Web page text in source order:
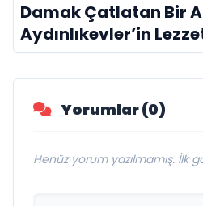
Damak Çatlatan Bir
Aydınlıkevler’in
Damak
Yorumlar (0)
Henüz yorum yazılmamış. İlk